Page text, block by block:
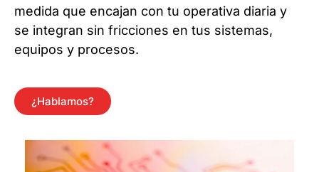
medida que encajan con tu operativa diaria y
se integran sin fricciones en tus sistemas,
equipos y procesos.
¿Hablamos?